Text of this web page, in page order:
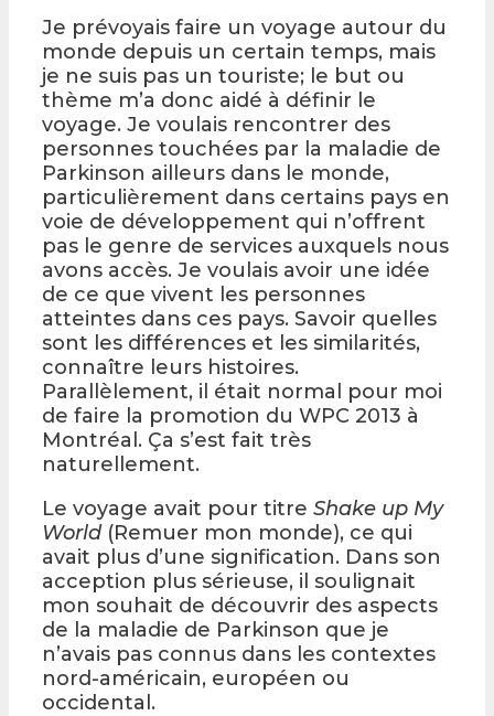
Je prévoyais faire un voyage autour du
monde depuis un certain temps, mais
je ne suis pas un touriste; le but ou
thème m’a donc aidé à définir le
voyage. Je voulais rencontrer des
personnes touchées par la maladie de
Parkinson ailleurs dans le monde,
particulièrement dans certains pays en
voie de développement qui n’offrent
pas le genre de services auxquels nous
avons accès. Je voulais avoir une idée
de ce que vivent les personnes
atteintes dans ces pays. Savoir quelles
sont les différences et les similarités,
connaître leurs histoires.
Parallèlement, il était normal pour moi
de faire la promotion du WPC 2013 à
Montréal. Ça s’est fait très
naturellement.
Le voyage avait pour titre Shake up My
World(Remuer mon monde), ce qui
avait plus d’une signification. Dans son
acception plus sérieuse, il soulignait
mon souhait de découvrir des aspects
de la maladie de Parkinson que je
n’avais pas connus dans les contextes
nord-américain, européen ou
occidental.